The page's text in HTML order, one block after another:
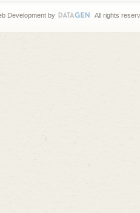
Development by All rights